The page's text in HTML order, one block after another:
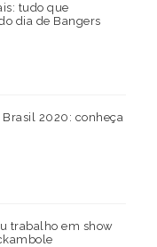
tudo que
dia de Bangers
2020: conheça
trabalho em show